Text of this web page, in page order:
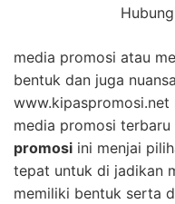
media promosi atau
bentuk dan juga
www.kipaspromosi.net
media promosi terbaru
promosi ini menjai
tepat untuk di jadikan
memiliki bentuk serta